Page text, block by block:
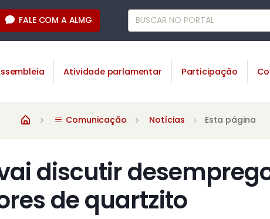
FALE COM A ALMG
Atividade parlamentar Participação
Comunicação Notícias Esta página
discutir
de quartzito